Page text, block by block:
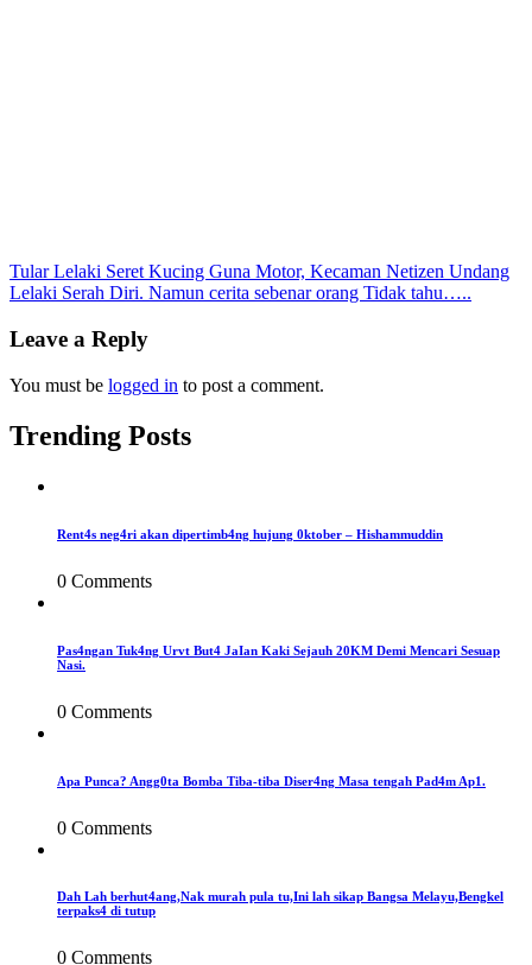
Post
navigation
Tular Lelaki Seret Kucing Guna Motor, Kecaman Netizen Undang
Lelaki Serah Diri. Namun cerita sebenar orang Tidak tahu…..
Leave a Reply
You must be logged in to post a comment.
Trending Posts
Rent4s neg4ri akan dipertimb4ng hujung 0ktober – Hishammuddin
0 Comments
Pas4ngan Tuk4ng Urvt But4 JaIan Kaki Sejauh 20KM Demi Mencari Sesuap
Nasi.
0 Comments
Apa Punca? Angg0ta Bomba Tiba-tiba Diser4ng Masa tengah Pad4m Ap1.
0 Comments
Dah Lah berhut4ang,Nak murah pula tu,Ini lah sikap Bangsa Melayu,Bengkel
terpaks4 di tutup
0 Comments